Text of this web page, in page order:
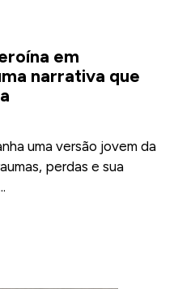
em
narrativa que
uma versão jovem da
perdas e sua